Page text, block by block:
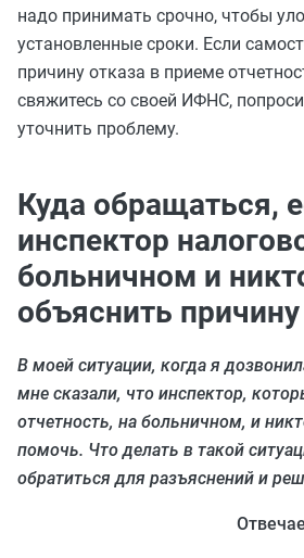
надо принимать срочно, чтобы
установленные сроки. Если
причину отказа в приеме
свяжитесь со своей ИФНС,
уточнить проблему.
Куда обращаться,
инспектор
больничном и
объяснить причину
В моей ситуации, когда я
мне сказали, что инспектор,
отчетность, на больничном, и
помочь. Что делать в такой
обратиться для разъяснений и